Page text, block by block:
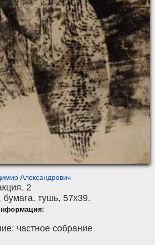
Александрович
2
бумага, тушь, 57x39.
частное собрание